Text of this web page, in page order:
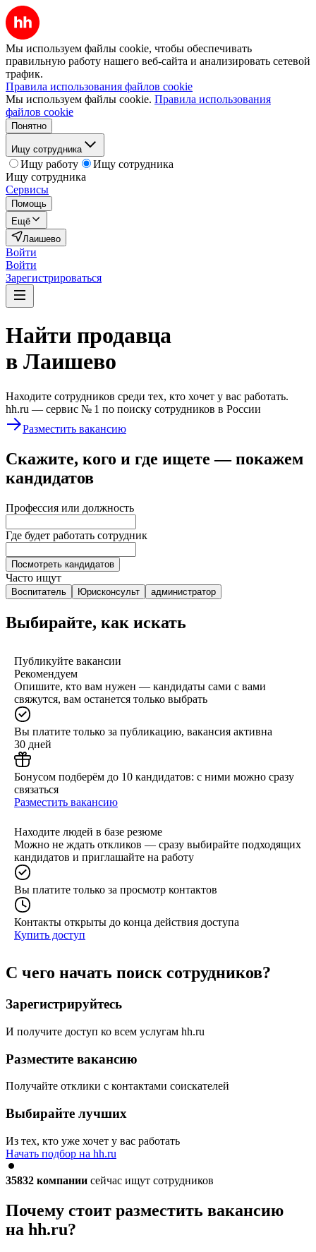
Мы используем файлы cookie, чтобы обеспечивать
правильную работу нашего веб-сайта и анализировать сетевой
трафик.
Правила использования файлов cookie
Мы используем файлы cookie. Правила использования
файлов cookie
Понятно
Ищу сотрудника
Ищу работу
Ищу сотрудника
Ищу сотрудника
Сервисы
Помощь
Ещё
Лаишево
Войти
Войти
Зарегистрироваться
Найти продавца
в Лаишево
Находите сотрудников среди тех, кто хочет у вас работать.
hh.ru — сервис № 1 по поиску сотрудников в России
Разместить вакансию
Скажите, кого и где ищете — покажем
кандидатов
Профессия или должность
Где будет работать сотрудник
Посмотреть кандидатов
Часто ищут
Воспитатель Юрисконсульт администратор
Выбирайте, как искать
Публикуйте вакансии
Рекомендуем
Опишите, кто вам нужен — кандидаты сами с вами
свяжутся, вам останется только выбрать
Вы платите только за публикацию, вакансия активна
30 дней
Бонусом подберём до 10 кандидатов: с ними можно сразу
связаться
Разместить вакансию
Находите людей в базе резюме
Можно не ждать откликов — сразу выбирайте подходящих
кандидатов и приглашайте на работу
Вы платите только за просмотр контактов
Контакты открыты до конца действия доступа
Купить доступ
С чего начать поиск сотрудников?
Зарегистрируйтесь
И получите доступ ко всем услугам hh.ru
Разместите вакансию
Получайте отклики с контактами соискателей
Выбирайте лучших
Из тех, кто уже хочет у вас работать
Начать подбор на hh.ru
35832 компании сейчас ищут сотрудников
Почему стоит разместить вакансию
на hh.ru?